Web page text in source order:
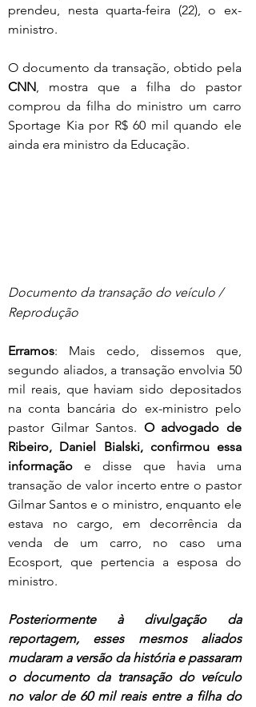
prendeu, nesta quarta-feira (22), o ex-
ministro.
CNN, mostra que a filha do pastor
comprou da filha do ministro um carro
Sportage Kia por R$ 60 mil quando ele
ainda era ministro da Educação.
Documento da transação do veículo /
Reprodução
Erramos: Mais cedo, dissemos que,
segundo aliados, a transação envolvia 50
mil reais, que haviam sido depositados
na conta bancária do ex-ministro pelo
pastor Gilmar Santos. O advogado de
Ribeiro, Daniel Bialski, confirmou essa
informação e disse que havia uma
transação de valor incerto entre o pastor
Gilmar Santos e o ministro, enquanto ele
estava no cargo, em decorrência da
venda de um carro, no caso uma
Ecosport, que pertencia a esposa do
ministro.
Posteriormente à divulgação da
reportagem, esses mesmos aliados
mudaram a versão da história e passaram
o documento da transação do veículo
no valor de 60 mil reais entre a filha do